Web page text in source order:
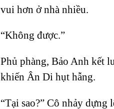
vui hơn ở nhà nhiều.
“Không được.”
Phủ phàng, Bảo Anh kết
khiến Ân Di hụt hẫng.
“Tại sao?” Cô nhảy dựng